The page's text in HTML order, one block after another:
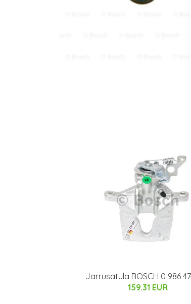
Jarrusatula BOSCH 0 986
159.31 EUR